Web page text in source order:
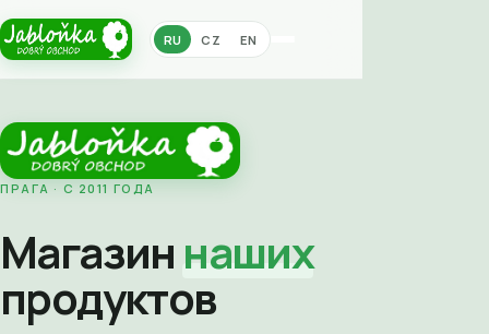
RU CZ EN
ПРАГА · С 2011 ГОДА
Магазин наших
продуктов